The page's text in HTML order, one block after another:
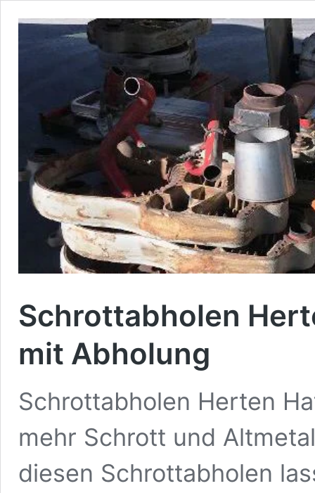
Schrottabholen
mit Abholung
Schrottabholen Herten
mehr Schrott und
diesen Schrottabholen